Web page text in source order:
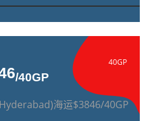
40GP
/40GP
海运$3846/40GP